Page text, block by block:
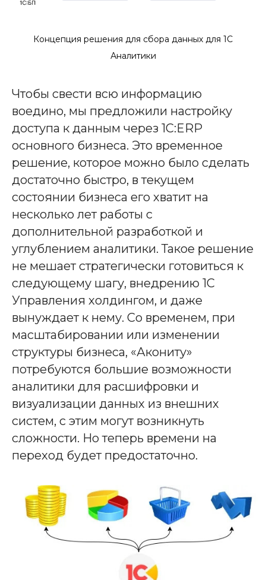
Концепция решения для сбора данных для 1С
Аналитики
Чтобы свести всю информацию
воедино, мы предложили настройку
доступа к данным через 1С:ERP
основного бизнеса. Это временное
решение, которое можно было сделать
достаточно быстро, в текущем
состоянии бизнеса его хватит на
несколько лет работы с
дополнительной разработкой и
углублением аналитики. Такое решение
не мешает стратегически готовиться к
следующему шагу, внедрению 1С
Управления холдингом, и даже
вынуждает к нему. Со временем, при
масштабировании или изменении
структуры бизнеса, «Акониту»
потребуются большие возможности
аналитики для расшифровки и
визуализации данных из внешних
систем, с этим могут возникнуть
сложности. Но теперь времени на
переход будет предостаточно.